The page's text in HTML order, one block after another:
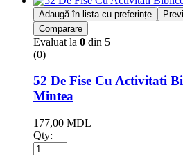
Adaugă în lista cu preferințe
Comparare
Evaluat la 0 din 5
(0)
52 De Fise Cu Activitati
Mintea
177,00 MDL
Qty: